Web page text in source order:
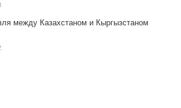
между Казахстаном и Кыргызстаном